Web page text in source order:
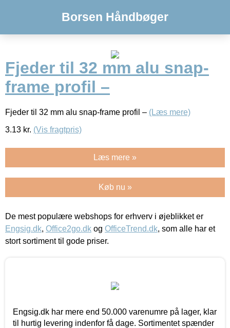
Borsen Håndbøger
Fjeder til 32 mm alu snap-
frame profil –
Fjeder til 32 mm alu snap-frame profil – (Læs mere)
3.13 kr. (Vis fragtpris)
Læs mere »
Køb nu »
De mest populære webshops for erhverv i øjeblikket er
Engsig.dk, Office2go.dk og OfficeTrend.dk, som alle har et
stort sortiment til gode priser.
Engsig.dk har mere end 50.000 varenumre på lager, klar
til hurtig levering indenfor få dage. Sortimentet spænder